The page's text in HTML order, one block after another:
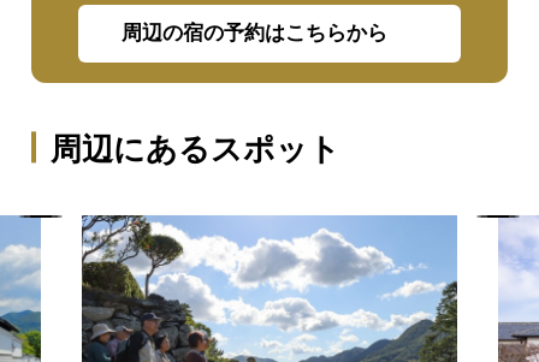
周辺の宿の予約はこちらから
周辺にあるスポット